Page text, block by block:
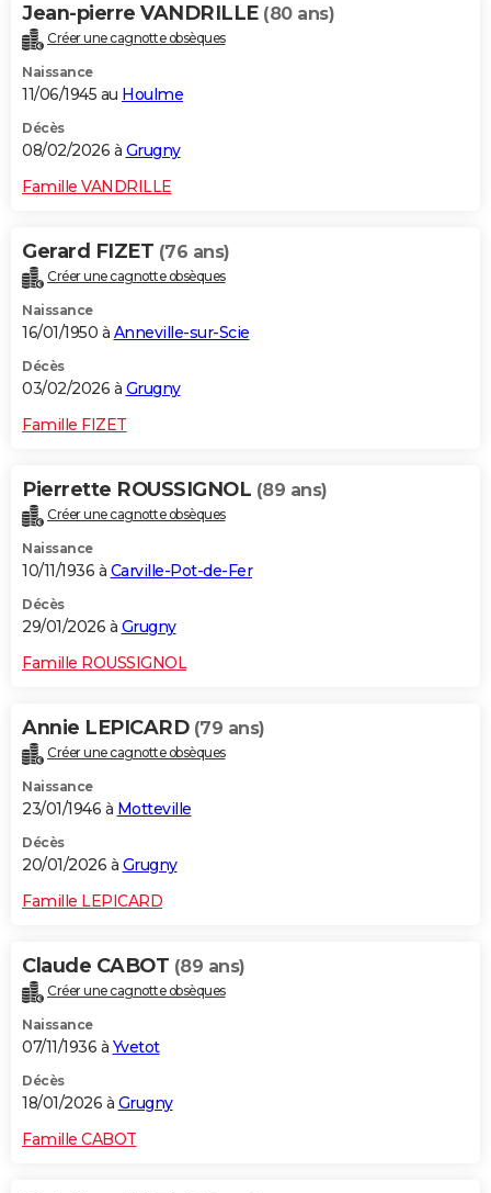
Jean-pierre VANDRILLE (80 ans)
Créer une cagnotte obsèques
Naissance
11/06/1945 au Houlme
Décès
08/02/2026 à Grugny
Famille VANDRILLE
Gerard FIZET (76 ans)
Créer une cagnotte obsèques
Naissance
16/01/1950 à Anneville-sur-Scie
Décès
03/02/2026 à Grugny
Famille FIZET
Pierrette ROUSSIGNOL (89 ans)
Créer une cagnotte obsèques
Naissance
10/11/1936 à Carville-Pot-de-Fer
Décès
29/01/2026 à Grugny
Famille ROUSSIGNOL
Annie LEPICARD (79 ans)
Créer une cagnotte obsèques
Naissance
23/01/1946 à Motteville
Décès
20/01/2026 à Grugny
Famille LEPICARD
Claude CABOT (89 ans)
Créer une cagnotte obsèques
Naissance
07/11/1936 à Yvetot
Décès
18/01/2026 à Grugny
Famille CABOT